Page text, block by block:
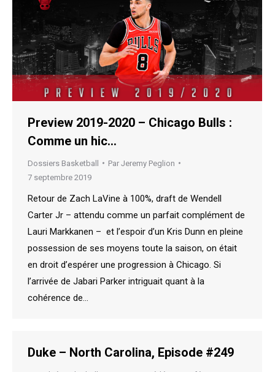
Preview 2019-2020 – Chicago Bulls :
Comme un hic…
Dossiers Basketball Par Jeremy Peglion
7 septembre 2019
Retour de Zach LaVine à 100%, draft de Wendell
Carter Jr – attendu comme un parfait complément de
Lauri Markkanen – et l’espoir d’un Kris Dunn en pleine
possession de ses moyens toute la saison, on était
en droit d’espérer une progression à Chicago. Si
l’arrivée de Jabari Parker intriguait quant à la
cohérence de…
Duke – North Carolina, Episode #249